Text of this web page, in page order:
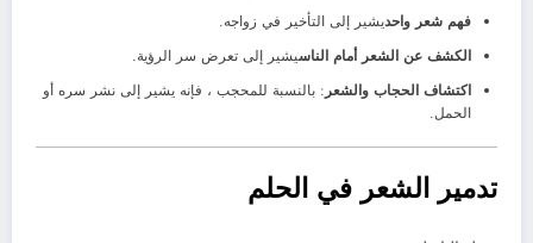
فهم شعر واحديشير إلى التأخير في زواجه.
الكشف عن الشعر أمام الناسيشير إلى تعرض سر الرؤية.
اكتشاف الحجاب والشعر: بالنسبة للمحجب ، فإنه يشير إلى نشر سره أو
الحمل.
تدمير الشعر في الحلم